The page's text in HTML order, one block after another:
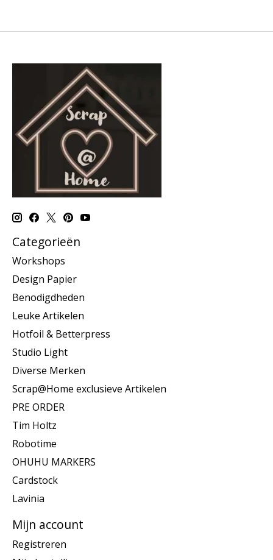
Categorieën
Workshops
Design Papier
Benodigdheden
Leuke Artikelen
Hotfoil & Betterpress
Studio Light
Diverse Merken
Scrap@Home exclusieve Artikelen
PRE ORDER
Tim Holtz
Robotime
OHUHU MARKERS
Cardstock
Lavinia
Mijn account
Registreren